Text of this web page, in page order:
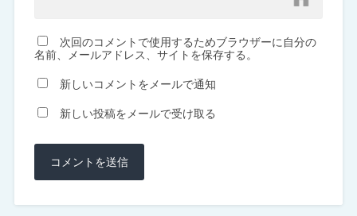
次回のコメントで使用するためブラウザーに自分の
名前、メールアドレス、サイトを保存する。
新しいコメントをメールで通知
新しい投稿をメールで受け取る